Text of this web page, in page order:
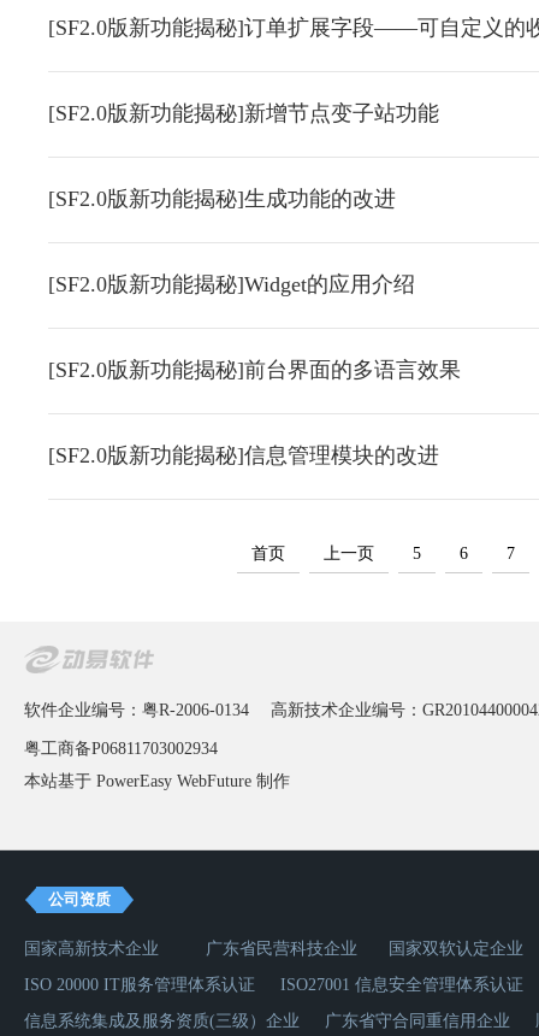
[SF2.0版新功能揭秘]订单扩展字段——可自定义的
[SF2.0版新功能揭秘]新增节点变子站功能
[SF2.0版新功能揭秘]生成功能的改进
[SF2.0版新功能揭秘]Widget的应用介绍
[SF2.0版新功能揭秘]前台界面的多语言效果
[SF2.0版新功能揭秘]信息管理模块的改进
首页 上一页 5 6 7
软件企业编号：粤R-2006-0134 高新技术企业编号：
粤工商备P06811703002934
本站基于 PowerEasy WebFuture 制作
公司资质
国家高新技术企业 广东省民营科技企业
国家双软认定企业
ISO 20000 IT服务管理体系认证
ISO27001 信息安全管理体系认证
信息系统集成及服务资质(三级）企业
广东省守合同重信用企业